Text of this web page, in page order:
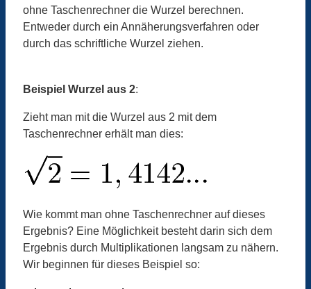
ohne Taschenrechner die Wurzel berechnen.
Entweder durch ein Annäherungsverfahren oder
durch das schriftliche Wurzel ziehen.
Beispiel Wurzel aus 2:
Zieht man mit die Wurzel aus 2 mit dem
Taschenrechner erhält man dies:
Wie kommt man ohne Taschenrechner auf dieses
Ergebnis? Eine Möglichkeit besteht darin sich dem
Ergebnis durch Multiplikationen langsam zu nähern.
Wir beginnen für dieses Beispiel so: